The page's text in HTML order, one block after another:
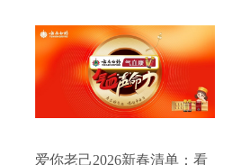
爱你老己2026新春清单：看